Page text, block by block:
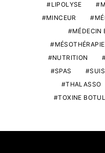
LIPOLYSE
MINCEUR
MÉDECIN
MÉSOTHÉRAPIE
NUTRITION
SPAS
THALASSO
TOXINE